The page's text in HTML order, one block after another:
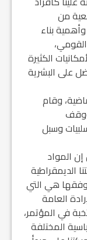
من
بناء
الكثيرة
على البشرية
وقام
وسبل
المواد
الديمقراطية
وفقها هي التي
العامة
في المؤتمر،
المختلفة